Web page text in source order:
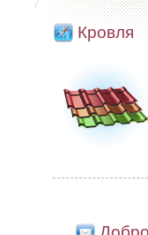
Кровля